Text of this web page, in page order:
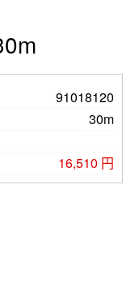
91018120
30m
16,510 円